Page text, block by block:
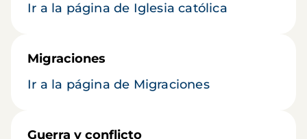
Ir a la página de Iglesia católica
Migraciones
Ir a la página de Migraciones
Guerra y conflicto